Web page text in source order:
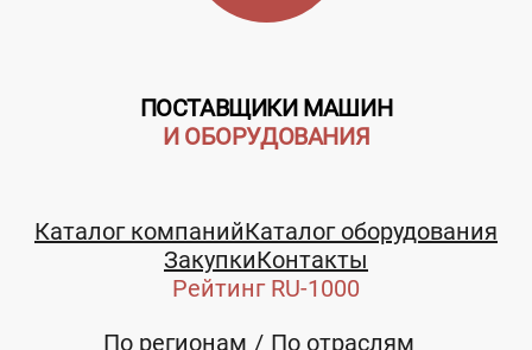
ПОСТАВЩИКИ МАШИН
И ОБОРУДОВАНИЯ
Каталог компанийКаталог оборудования
ЗакупкиКонтакты
Рейтинг RU-1000
По регионам
По отраслям